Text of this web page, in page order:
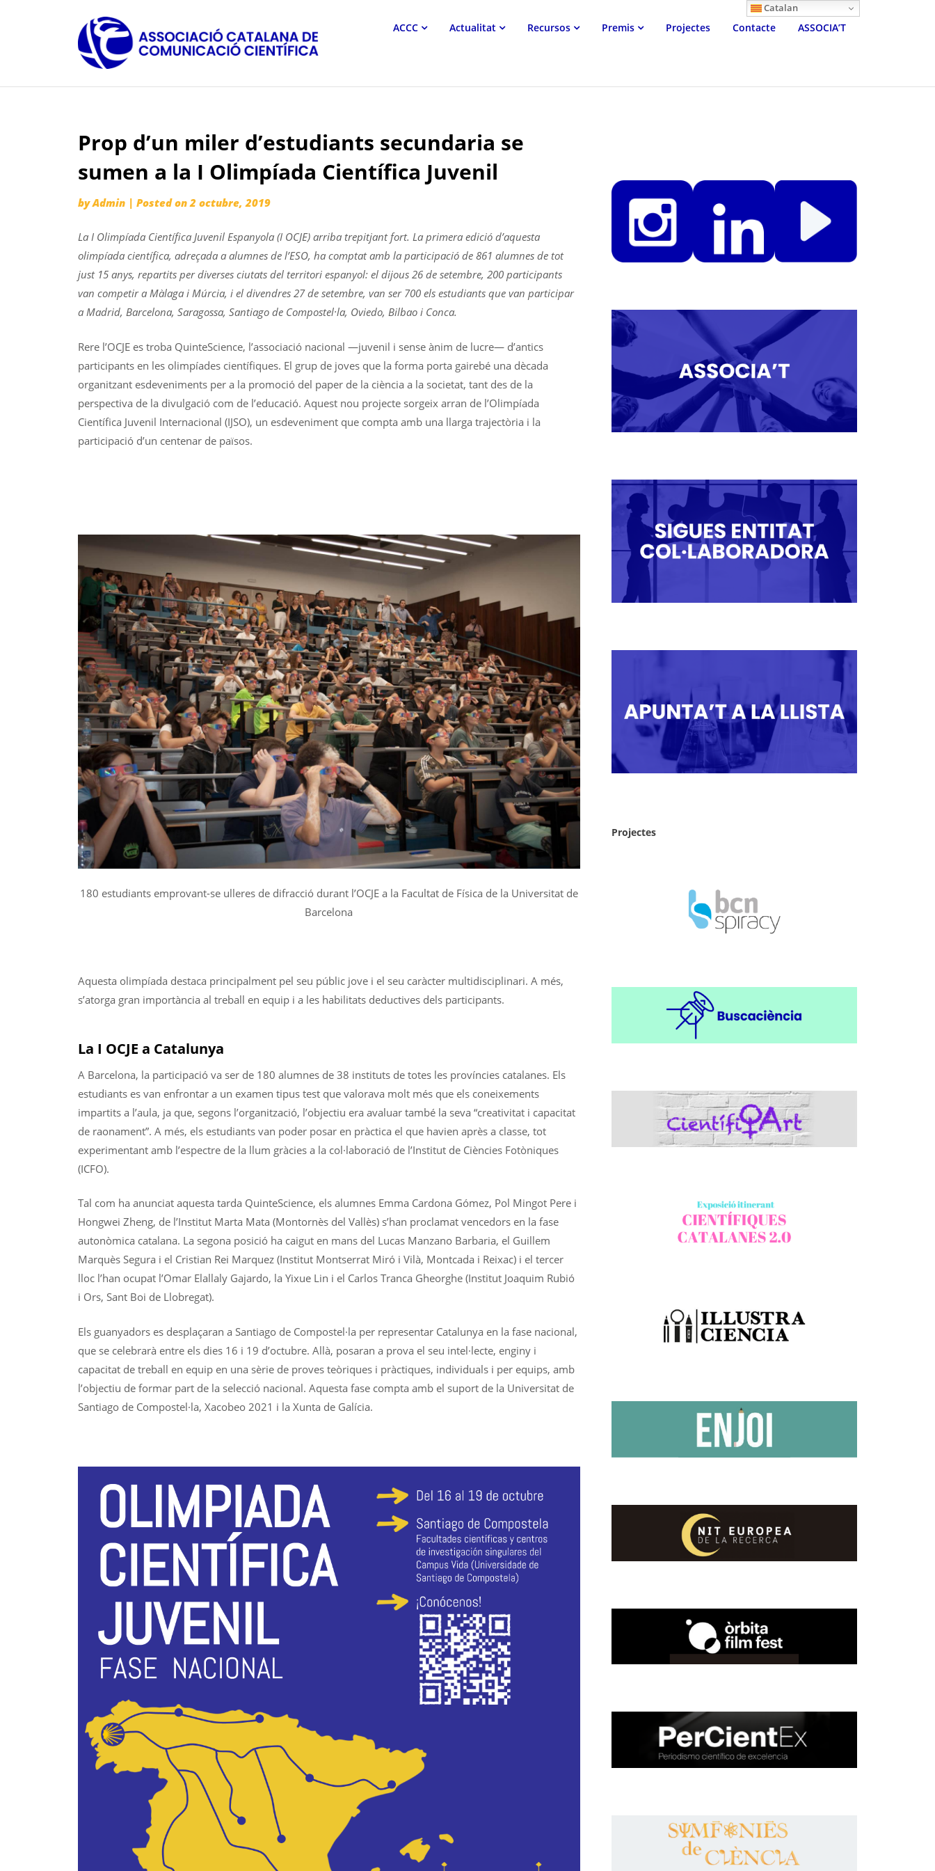
Associació
Comunicació
ACCC Actualitat Recursos Premis Projectes Contacte ASSOCIA’T
Prop d’un miler d’estudiants secundaria se
sumen a la I Olimpíada Científica Juvenil
byAdmin | Posted on 2 octubre, 2019
La I Olimpíada Científica Juvenil Espanyola (I OCJE) arriba trepitjant fort. La primera edició d’aquesta
olimpíada científica, adreçada a alumnes de l’ESO, ha comptat amb la participació de 861 alumnes de tot
just 15 anys, repartits per diverses ciutats del territori espanyol: el dijous 26 de setembre, 200 participants
van competir a Màlaga i Múrcia, i el divendres 27 de setembre, van ser 700 els estudiants que van participar
a Madrid, Barcelona, ​​Saragossa, Santiago de Compostel·la, Oviedo, Bilbao i Conca.
Rere l’OCJE es troba QuinteScience, l’associació nacional —juvenil i sense ànim de lucre— d’antics
participants en les olimpíades científiques. El grup de joves que la forma porta gairebé una dècada
organitzant esdeveniments per a la promoció del paper de la ciència a la societat, tant des de la
perspectiva de la divulgació com de l’educació. Aquest nou projecte sorgeix arran de l’Olimpíada
Científica Juvenil Internacional (IJSO), un esdeveniment que compta amb una llarga trajectòria i la
participació d’un centenar de països.
180 estudiants emprovant-se ulleres de difracció durant l’OCJE a la Facultat de Física de la Universitat de
Barcelona
Aquesta olimpíada destaca principalment pel seu públic jove i el seu caràcter multidisciplinari. A més,
s’atorga gran importància al treball en equip i a les habilitats deductives dels participants.
La I OCJE a Catalunya
A Barcelona, ​​la participació va ser de 180 alumnes de 38 instituts de totes les províncies catalanes. Els
estudiants es van enfrontar a un examen tipus test que valorava molt més que els coneixements
impartits a l’aula, ja que, segons l’organització, l’objectiu era avaluar també la seva “creativitat i capacitat
de raonament”. A més, els estudiants van poder posar en pràctica el que havien après a classe, tot
experimentant amb l’espectre de la llum gràcies a la col·laboració de l’Institut de Ciències Fotòniques
(ICFO).
Tal com ha anunciat aquesta tarda QuinteScience, els alumnes Emma Cardona Gómez, Pol Mingot Pere i
Hongwei Zheng, de l’Institut Marta Mata (Montornès del Vallès) s’han proclamat vencedors en la fase
autonòmica catalana. La segona posició ha caigut en mans del Lucas Manzano Barbaria, el Guillem
Marquès Segura i el Cristian Rei Marquez (Institut Montserrat Miró i Vilà, Montcada i Reixac) i el tercer
lloc l’han ocupat l’Omar Elallaly Gajardo, la Yixue Lin i el Carlos Tranca Gheorghe (Institut Joaquim Rubió
i Ors, Sant Boi de Llobregat).
Els guanyadors es desplaçaran a Santiago de Compostel·la per representar Catalunya en la fase nacional,
que se celebrarà entre els dies 16 i 19 d’octubre. Allà, posaran a prova el seu intel·lecte, enginy i
capacitat de treball en equip en una sèrie de proves teòriques i pràctiques, individuals i per equips, amb
l’objectiu de formar part de la selecció nacional. Aquesta fase compta amb el suport de la Universitat de
Santiago de Compostel·la, Xacobeo 2021 i la Xunta de Galícia.
Projectes
Catalan